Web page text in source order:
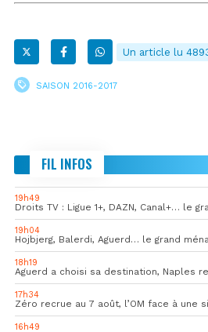
Un article lu
SAISON 2016-2017
FIL INFOS
19h49
Droits TV : Ligue 1+, DAZN, Canal+… le
19h04
Hojbjerg, Balerdi, Aguerd… le grand
18h19
Aguerd a choisi sa destination, Naples
17h34
16h49